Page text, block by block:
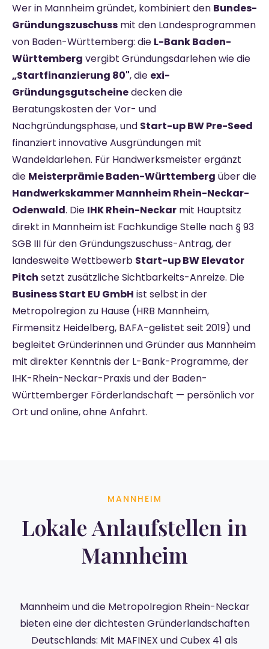
Wer in Mannheim gründet, kombiniert den Bundes-
Gründungszuschuss mit den Landesprogrammen
von Baden-Württemberg: die L-Bank Baden-
Württemberg vergibt Gründungsdarlehen wie die
„Startfinanzierung 80", die exi-
Gründungsgutscheinedecken die
Beratungskosten der Vor- und
Nachgründungsphase, und Start-up BW Pre-Seed
finanziert innovative Ausgründungen mit
Wandeldarlehen. Für Handwerksmeister ergänzt
die Meisterprämie Baden-Württemberg über die
Handwerkskammer Mannheim Rhein-Neckar-
Odenwald. Die IHK Rhein-Neckar mit Hauptsitz
direkt in Mannheim ist Fachkundige Stelle nach § 93
SGB III für den Gründungszuschuss-Antrag, der
landesweite Wettbewerb Start-up BW Elevator
Pitch setzt zusätzliche Sichtbarkeits-Anreize. Die
Business Start EU GmbH ist selbst in der
Metropolregion zu Hause (HRB Mannheim,
Firmensitz Heidelberg, BAFA-gelistet seit 2019) und
begleitet Gründerinnen und Gründer aus Mannheim
mit direkter Kenntnis der L-Bank-Programme, der
IHK-Rhein-Neckar-Praxis und der Baden-
Württemberger Förderlandschaft — persönlich vor
Ort und online, ohne Anfahrt.
MANNHEIM
Lokale Anlaufstellen in
Mannheim
Mannheim und die Metropolregion Rhein-Neckar
bieten eine der dichtesten Gründerlandschaften
Deutschlands: Mit MAFINEX und Cubex 41 als